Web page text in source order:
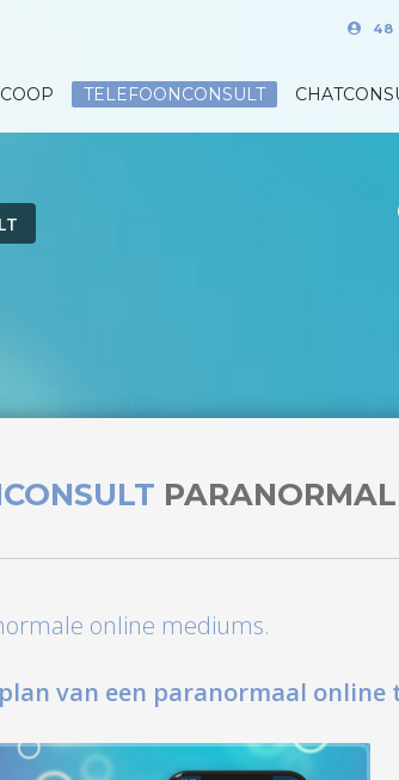
48
TELEFOONCONSULT
online mediums.
van een paranormaal online